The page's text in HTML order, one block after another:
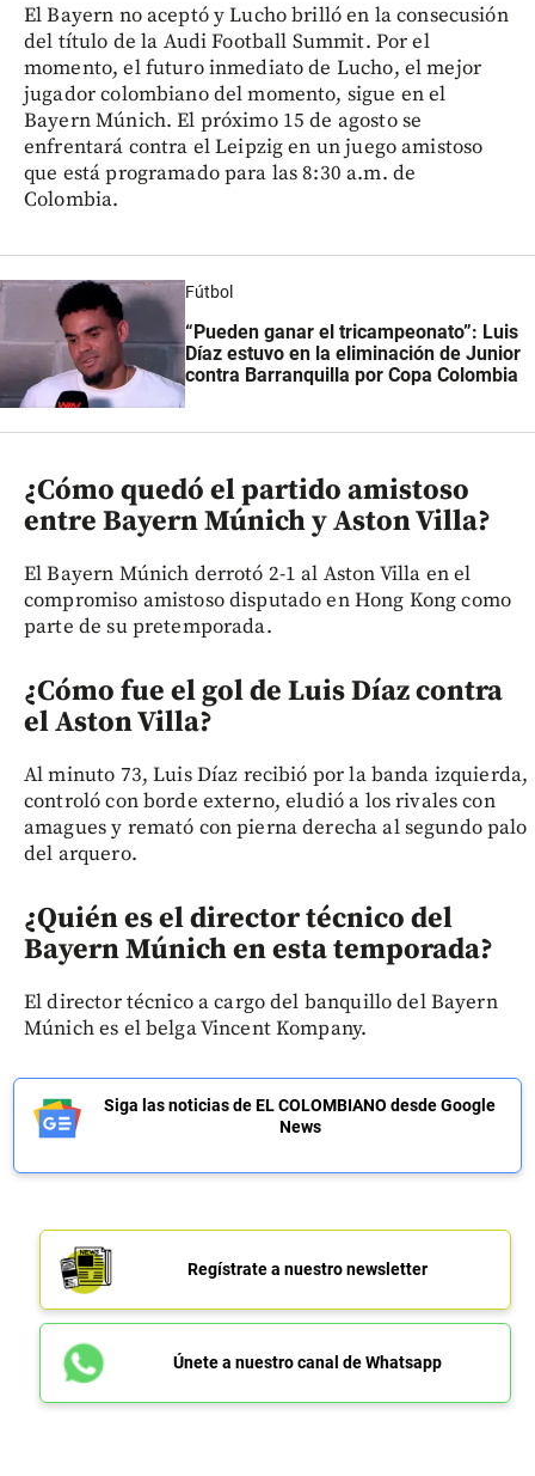
El Bayern no aceptó y Lucho brilló en la consecusión
del título de la Audi Football Summit. Por el
momento, el futuro inmediato de Lucho, el mejor
jugador colombiano del momento, sigue en el
Bayern Múnich. El próximo 15 de agosto se
enfrentará contra el Leipzig en un juego amistoso
que está programado para las 8:30 a.m. de
Colombia.
Fútbol
“Pueden ganar el tricampeonato”: Luis
Díaz estuvo en la eliminación de Junior
contra Barranquilla por Copa Colombia
¿Cómo quedó el partido amistoso
entre Bayern Múnich y Aston Villa?
El Bayern Múnich derrotó 2-1 al Aston Villa en el
compromiso amistoso disputado en Hong Kong como
parte de su pretemporada.
¿Cómo fue el gol de Luis Díaz contra
el Aston Villa?
Al minuto 73, Luis Díaz recibió por la banda izquierda,
controló con borde externo, eludió a los rivales con
amagues y remató con pierna derecha al segundo palo
del arquero.
¿Quién es el director técnico del
Bayern Múnich en esta temporada?
El director técnico a cargo del banquillo del Bayern
Múnich es el belga Vincent Kompany.
Siga las noticias de EL COLOMBIANO desde Google
News
Regístrate a nuestro newsletter
Únete a nuestro canal de Whatsapp